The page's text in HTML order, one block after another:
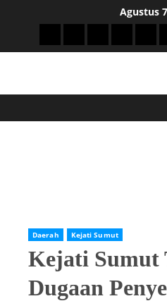
Agustus
Daerah Kejati Sumut
Kejati Sumut
Dugaan